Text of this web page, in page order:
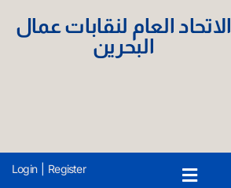
الاتحاد العام لنقابات عمال
البحرين
Login Register